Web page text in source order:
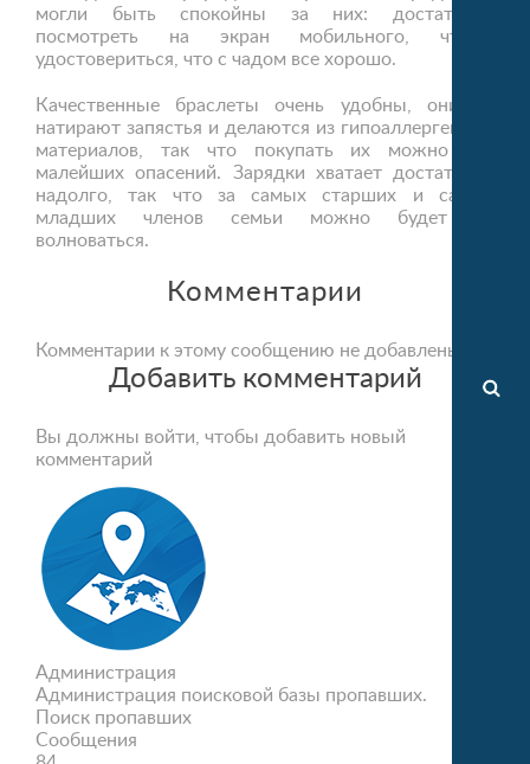
могли быть спокойны за них: достаточно
посмотреть на экран мобильного, чтобы
удостовериться, что с чадом все хорошо.
Качественные браслеты очень удобны, они не
натирают запястья и делаются из гипоаллергенных
материалов, так что покупать их можно без
малейших опасений. Зарядки хватает достаточно
надолго, так что за самых старших и самых
младших членов семьи можно будет не
волноваться.
Комментарии
Комментарии к этому сообщению не добавлены
Добавить комментарий
Вы должны войти, чтобы добавить новый
комментарий
Администрация
Администрация поисковой базы пропавших.
Поиск пропавших
Сообщения